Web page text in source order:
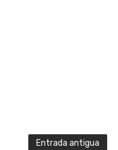
Entrada antigua